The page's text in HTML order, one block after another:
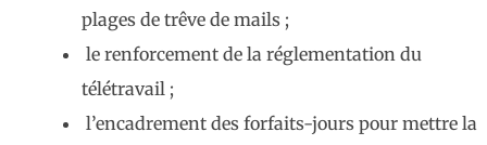
plages de trêve de mails ;
le renforcement de la réglementation du
télétravail ;
l’encadrement des forfaits-jours pour mettre la